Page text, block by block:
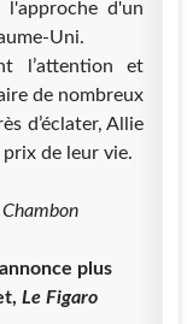
l'approche d'un
Uni.
l’attention et
de nombreux
d’éclater, Allie
de leur vie.
plus
Le Figaro